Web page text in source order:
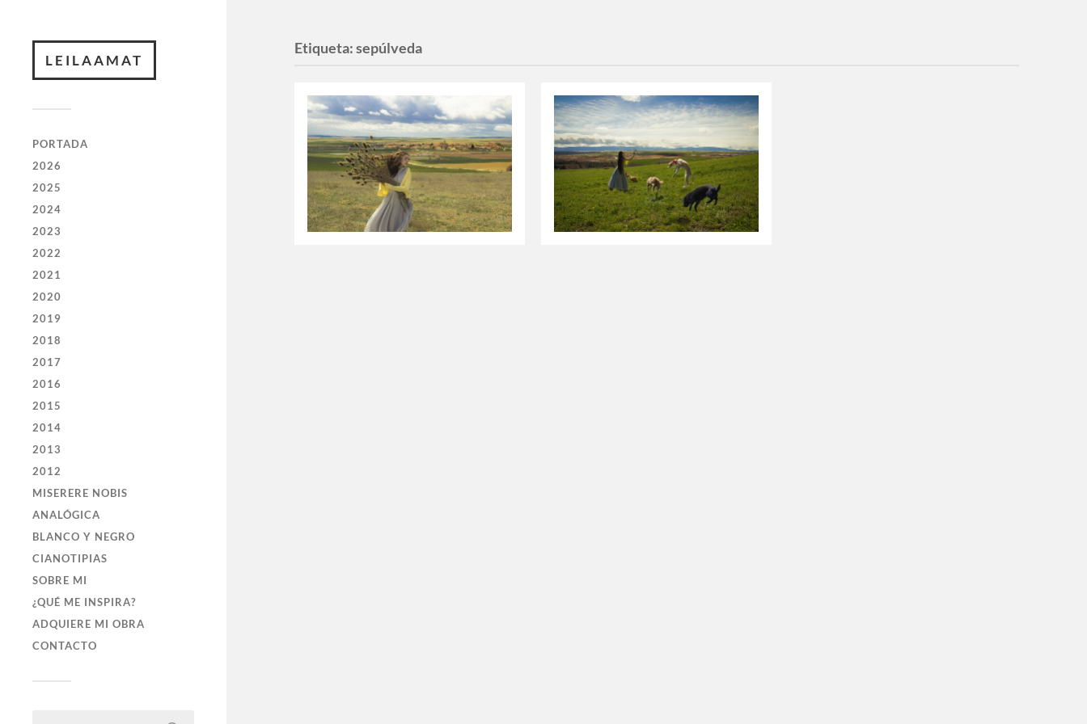
LEILAAMAT
PORTADA
2026
2025
2024
2023
2022
2021
2020
2019
2018
2017
2016
2015
2014
2013
2012
MISERERE NOBIS
ANALÓGICA
BLANCO Y NEGRO
CIANOTIPIAS
SOBRE MI
¿QUÉ ME INSPIRA?
ADQUIERE MI OBRA
CONTACTO
Etiqueta:sepúlveda